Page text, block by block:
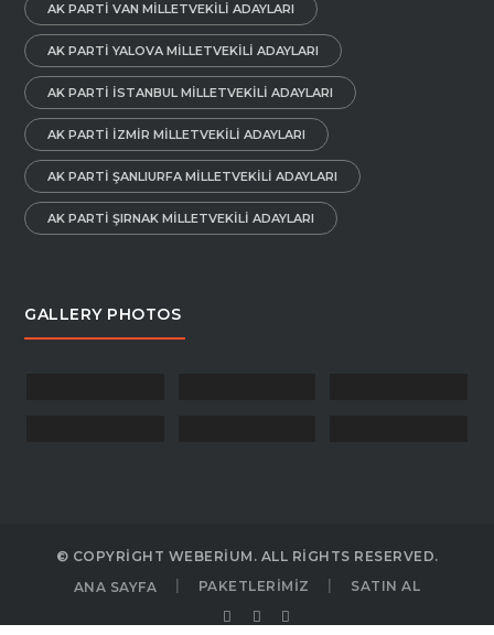
AK PARTI VAN MILLETVEKILI ADAYLARI
AK PARTI YALOVA MILLETVEKILI ADAYLARI
AK PARTI İSTANBUL MILLETVEKILI ADAYLARI
AK PARTI İZMIR MILLETVEKILI ADAYLARI
AK PARTI ŞANLIURFA MILLETVEKILI ADAYLARI
AK PARTI ŞIRNAK MILLETVEKILI ADAYLARI
GALLERY PHOTOS
© COPYRIGHT WEBERIUM. ALL RIGHTS RESERVED.
ANA SAYFA
PAKETLERİMİZ SATIN AL